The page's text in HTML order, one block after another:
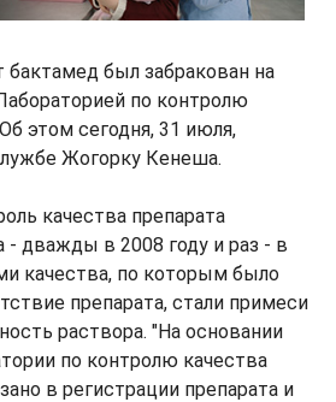
был забракован на
по контролю
этом сегодня, 31 июля,
Жогорку Кенеша.
качества препарата
- дважды в 2008 году и раз - в
качества, по которым было
препарата, стали примеси
раствора. "На основании
по контролю качества
в регистрации препарата и